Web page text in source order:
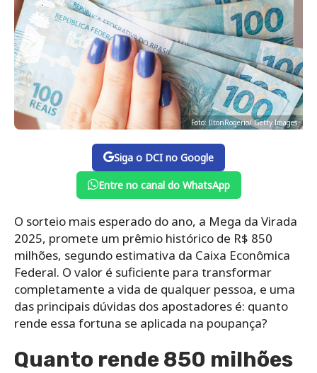
Foto: IltonRogerio/ Getty Images
Siga o DCI no Google
Entre no canal do WhatsApp
O sorteio mais esperado do ano, a Mega da Virada
2025, promete um prêmio histórico de R$ 850
milhões, segundo estimativa da Caixa Econômica
Federal. O valor é suficiente para transformar
completamente a vida de qualquer pessoa, e uma
das principais dúvidas dos apostadores é: quanto
rende essa fortuna se aplicada na poupança?
Quanto rende 850 milhões